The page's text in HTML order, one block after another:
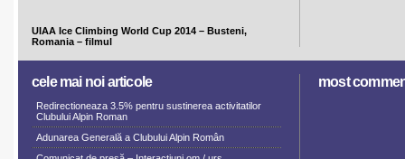
UIAA Ice Climbing World Cup 2014 – Busteni,
Romania – filmul
cele mai noi articole
Redirectioneaza 3.5% pentru sustinerea activitatilor
Clubului Alpin Roman
Adunarea Generală a Clubului Alpin Român
most